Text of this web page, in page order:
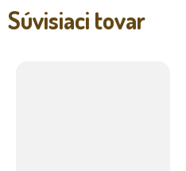
Súvisiaci tovar